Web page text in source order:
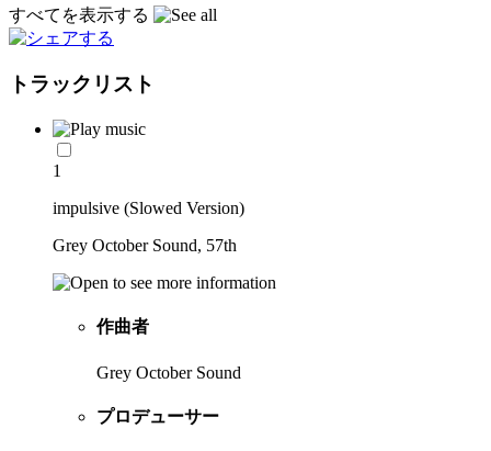
すべてを表示する
トラックリスト
1
impulsive (Slowed Version)
Grey October Sound, 57th
作曲者
Grey October Sound
プロデューサー